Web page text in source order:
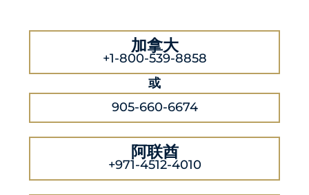
加拿大
+1-800-539-8858
或
905-660-6674
阿联酋
+971-4512-4010